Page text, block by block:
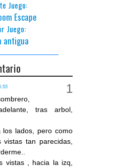
Juego:
Escape
Juego:
antigua
tras arbol,
lados, pero como
tan parecidas,
vistas , hacia la izq,